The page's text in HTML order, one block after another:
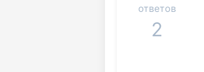
ответов
2